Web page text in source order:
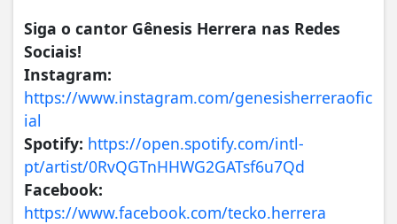
Siga o cantor Gênesis Herrera nas Redes
Sociais!
Instagram:
https://www.instagram.com/genesisherreraofic
ial
Spotify: https://open.spotify.com/intl-
pt/artist/0RvQGTnHHWG2GATsf6u7Qd
Facebook:
https://www.facebook.com/tecko.herrera